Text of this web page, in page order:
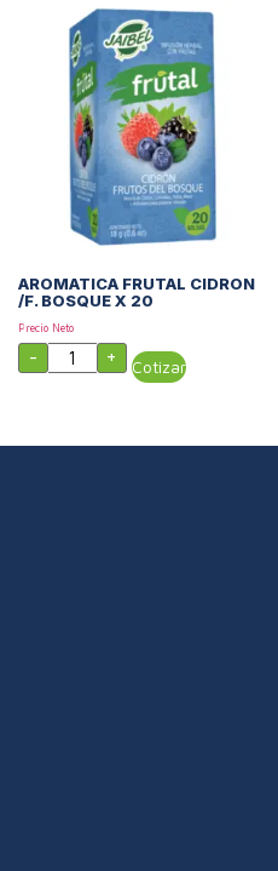
AROMATICA FRUTAL CIDRON
/F. BOSQUE X 20
Precio Neto
- + Cotizar